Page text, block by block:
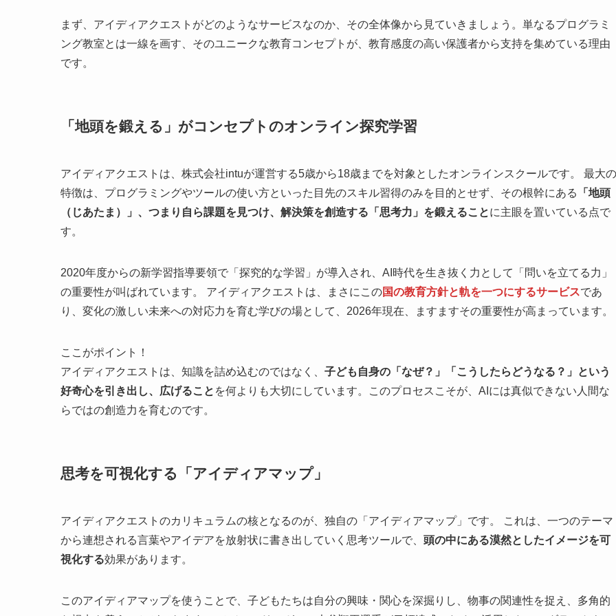
まず、アイディアクエストがどのようなサービスなのか、その全体像から見ていきましょう。単なるプログラミ
ング教室とは一線を画す、そのユニークな教育コンセプトが、教育感度の高い保護者から支持を集めている理由
です。
「地頭を鍛える」がコンセプトのオンライン探究学習
アイディアクエストは、株式会社intuが運営する5歳から18歳までを対象としたオンラインスクールです。 最大の
特徴は、プログラミングやツールの使い方といった目先のスキル習得のみを目的とせず、その根幹にある
「地頭
（じあたま）」、つまり自ら課題を見つけ、解決策を創造する「思考力」を鍛えることに主眼を置いている点で
す。
2020年度からの新学習指導要領で「探究的な学習」が導入され、AI時代を生き抜く力として「問いを立てる力」
の重要性が叫ばれています。 アイディアクエストは、まさにこの国の教育方針と軌を一つにするサービスであ
り、変化の激しい未来への対応力を育む学びの場として、2026年現在、ますますその重要性が高まっています。
ここがポイント！
アイディアクエストは、知識を詰め込むのではなく、 子ども自身の「なぜ？」「こうしたらどうなる？」という
好奇心を引き出し、広げること を何よりも大切にしています。このプロセスこそが、AIには真似できない人間な
らではの創造力を育むのです。
思考を可視化する「アイディアマップ」
アイディアクエストのカリキュラムの核となるのが、独自の「アイディアマップ」です。 これは、一つのテーマ
から連想される言葉やアイデアを放射状に書き出していく思考ツールで、 頭の中にある漠然としたイメージを可
視化する効果があります。
このアイディアマップを使うことで、子どもたちは自分の興味・関心を深掘りし、物事の関連性を捉え、多角的